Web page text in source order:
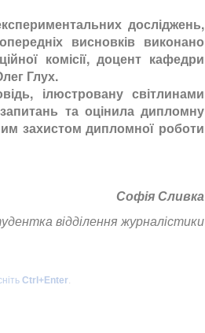
досліджень,
висновків виконано
комісії, доцент кафедри
Глух.
ілюстровану світлинами
та оцінила дипломну
захистом дипломної роботи
Софія Сливка
відділення журналістики
Ctrl+Enter.